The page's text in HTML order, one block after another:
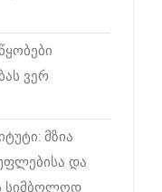
ვერ
მზია
და
სიმბოლოდ